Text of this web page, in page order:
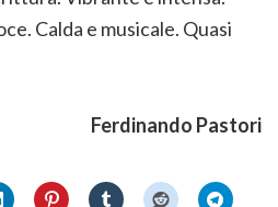
Calda e musicale. Quasi
Ferdinando Pastori